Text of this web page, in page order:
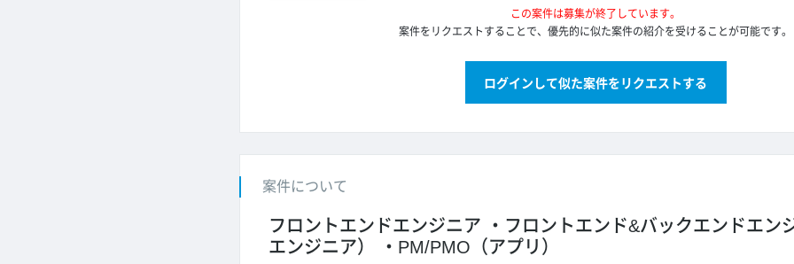
この案件は募集が終了しています。
案件をリクエストすることで、優先的に似た案件の紹介を受けることが可能です。
ログインして似た案件をリクエストする
案件について
フロントエンドエンジニア
フロントエンド&バックエンドエン
エンジニア）
PM/PMO（アプリ）